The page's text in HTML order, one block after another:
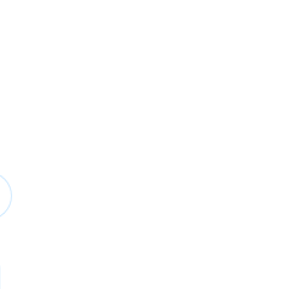
26/09/2026 - 03/10/2026